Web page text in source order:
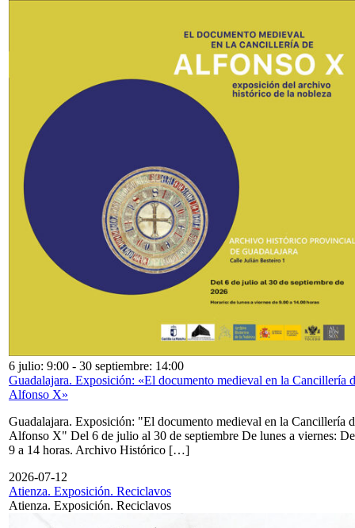
6 julio: 9:00 - 30 septiembre: 14:00
Guadalajara. Exposición: «El documento medieval en la Cancillería
Alfonso X»
Guadalajara. Exposición: "El documento medieval en la Cancillería
Alfonso X" Del 6 de julio al 30 de septiembre De lunes a viernes: De
9 a 14 horas. Archivo Histórico […]
2026-07-12
Atienza. Exposición. Reciclavos
Atienza. Exposición. Reciclavos